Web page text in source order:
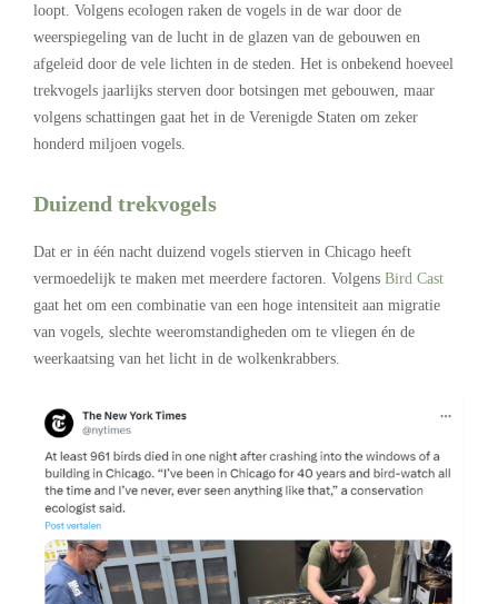
loopt. Volgens ecologen raken de vogels in de war door de
weerspiegeling van de lucht in de glazen van de gebouwen en
afgeleid door de vele lichten in de steden. Het is onbekend hoeveel
trekvogels jaarlijks sterven door botsingen met gebouwen, maar
volgens schattingen gaat het in de Verenigde Staten om zeker
honderd miljoen vogels.
Duizend trekvogels
Dat er in één nacht duizend vogels stierven in Chicago heeft
vermoedelijk te maken met meerdere factoren. Volgens Bird Cast
gaat het om een combinatie van een hoge intensiteit aan migratie
van vogels, slechte weeromstandigheden om te vliegen én de
weerkaatsing van het licht in de wolkenkrabbers.